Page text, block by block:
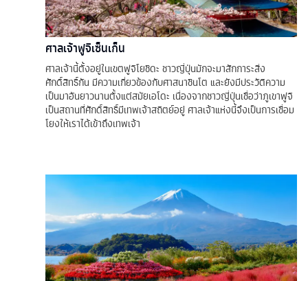
ศาลเจ้าฟูจิเซ็นเก็น
ศาลเจ้านี้ตั้งอยู่ในเขตฟูจิโยชิดะ ชาวญี่ปุ่นมักจะมาสักการะสิ่ง
ศักดิ์สิทธิ์กัน มีความเกี่ยวข้องกับศาสนาชินโต และยังมีประวัติความ
เป็นมาอันยาวนานตั้งแต่สมัยเอโดะ เนื่องจากชาวญี่ปุ่นเชื่อว่าภูเขาฟูจิ
เป็นสถานที่ศักดิ์สิทธิ์มีเทพเจ้าสถิตย์อยู่ ศาลเจ้าแห่งนี้จึงเป็นการเชื่อม
โยงให้เราได้เข้าถึงเทพเจ้า